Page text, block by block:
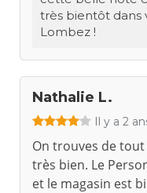
très bientôt dans
Lombez !
Nathalie L.
Il y a 2
On trouves de
très bien. Le
et le magasin est